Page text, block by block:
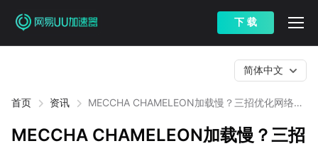
下 载
首页 资讯
MECCHA CHAMELEON加载慢？三招优化网络与
简体中文
MECCHA CHAMELEON加载慢？三招